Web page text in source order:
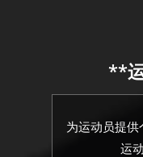
**
为运动员提
运